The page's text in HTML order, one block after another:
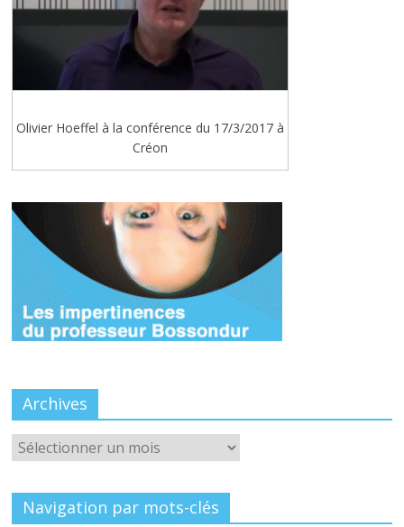
Olivier Hoeffel à la conférence du 17/3/2017 à
Créon
Archives
Archives
Navigation par mots-clés